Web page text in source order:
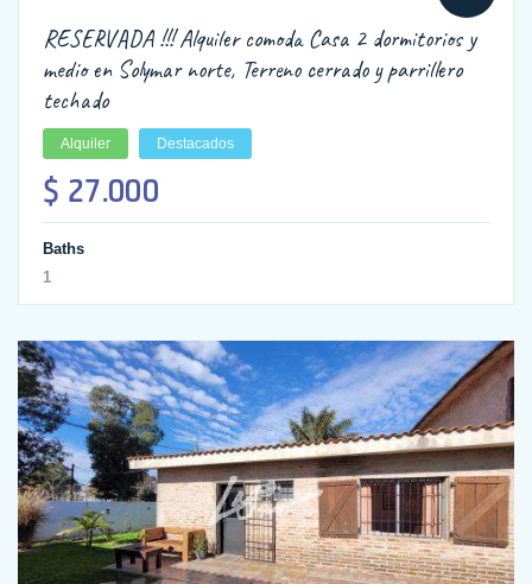
RESERVADA !!! Alquiler comoda Casa 2 dormitorios y
medio en Solymar norte, Terreno cerrado y parrillero
techado
Alquiler Destacados
$ 27.000
Baths
1